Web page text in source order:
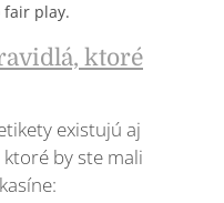
fair play.
ktoré
existujú aj
by ste mali